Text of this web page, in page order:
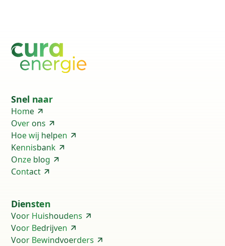
Snel naar
Home
Over ons
Hoe wij helpen
Kennisbank
Onze blog
Contact
Diensten
Voor Huishoudens
Voor Bedrijven
Voor Bewindvoerders